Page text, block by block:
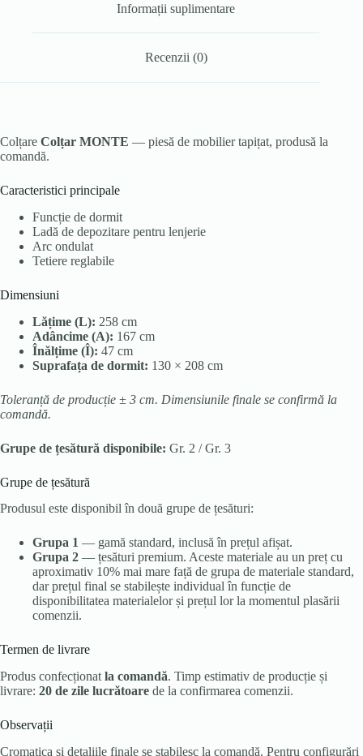
Informații suplimentare
Recenzii (0)
Colțare Colțar MONTE — piesă de mobilier tapițat, produsă la
comandă.
Caracteristici principale
Funcție de dormit
Ladă de depozitare pentru lenjerie
Arc ondulat
Tetiere reglabile
Dimensiuni
Lățime (L): 258 cm
Adâncime (A): 167 cm
Înălțime (Î): 47 cm
Suprafața de dormit: 130 × 208 cm
Toleranță de producție ± 3 cm. Dimensiunile finale se confirmă la
comandă.
Grupe de țesătură disponibile: Gr. 2 / Gr. 3
Grupe de țesătură
Produsul este disponibil în două grupe de țesături:
Grupa 1 — gamă standard, inclusă în prețul afișat.
Grupa 2 — țesături premium. Aceste materiale au un preț cu
aproximativ 10% mai mare față de grupa de materiale standard,
dar prețul final se stabilește individual în funcție de
disponibilitatea materialelor și prețul lor la momentul plasării
comenzii.
Termen de livrare
Produs confecționat la comandă. Timp estimativ de producție și
livrare: 20 de zile lucrătoare de la confirmarea comenzii.
Observații
Cromatica și detaliile finale se stabilesc la comandă. Pentru configurări